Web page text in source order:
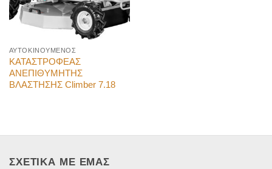
ΑΥΤΟΚΙΝΟΥΜΕΝΟΣ
ΚΑΤΑΣΤΡΟΦΕΑΣ
ΑΝΕΠΙΘΥΜΗΤΗΣ
ΒΛΑΣΤΗΣΗΣ Climber 7.18
ΣΧΕΤΙΚΑ ΜΕ ΕΜΑΣ